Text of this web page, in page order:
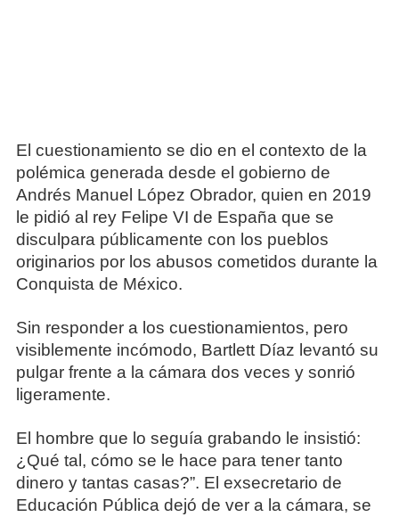
El cuestionamiento se dio en el contexto de la
polémica generada desde el gobierno de
Andrés Manuel López Obrador, quien en 2019
le pidió al rey Felipe VI de España que se
disculpara públicamente con los pueblos
originarios por los abusos cometidos durante la
Conquista de México.
Sin responder a los cuestionamientos, pero
visiblemente incómodo, Bartlett Díaz levantó su
pulgar frente a la cámara dos veces y sonrió
ligeramente.
El hombre que lo seguía grabando le insistió:
¿Qué tal, cómo se le hace para tener tanto
dinero y tantas casas?”. El exsecretario de
Educación Pública dejó de ver a la cámara, se